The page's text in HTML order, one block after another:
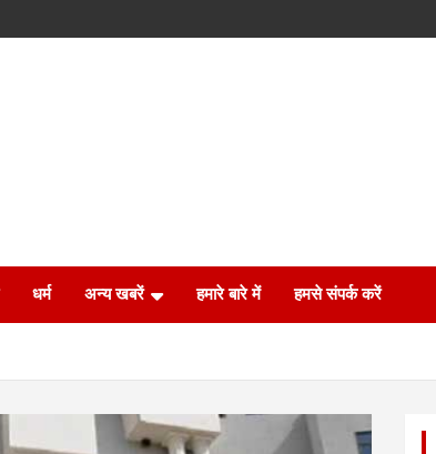
धर्म अन्य खबरें हमारे बारे में हमसे संपर्क करें